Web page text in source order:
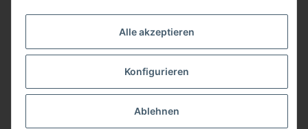
Alle akzeptieren
Konfigurieren
Ablehnen
Bezahlung